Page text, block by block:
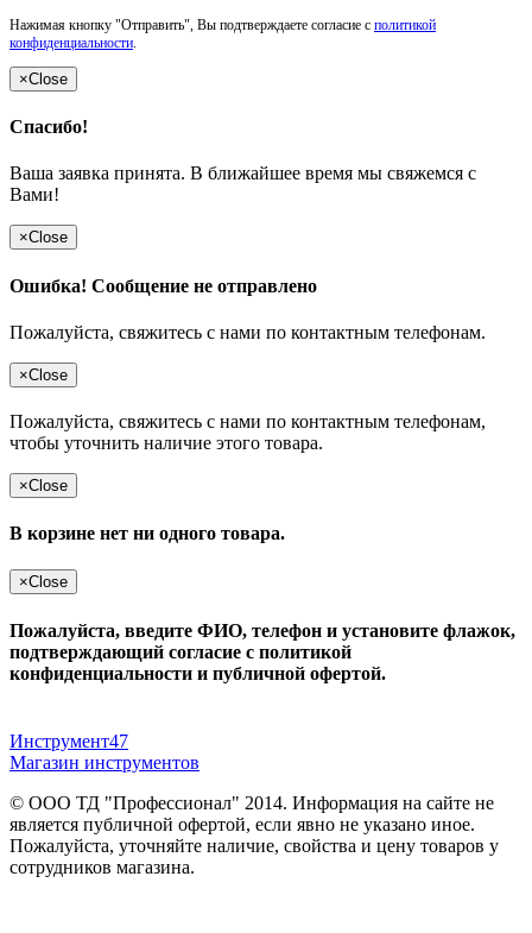
Нажимая кнопку "Отправить", Вы подтверждаете согласие с политикой
конфиденциальности.
×Close
Спасибо!
Ваша заявка принята. В ближайшее время мы свяжемся с
Вами!
×Close
Ошибка! Сообщение не отправлено
Пожалуйста, свяжитесь с нами по контактным телефонам.
×Close
Пожалуйста, свяжитесь с нами по контактным телефонам,
чтобы уточнить наличие этого товара.
×Close
В корзине нет ни одного товара.
×Close
Пожалуйста, введите ФИО, телефон и установите флажок,
подтверждающий согласие с политикой
конфиденциальности и публичной офертой.
Инструмент47
Магазин инструментов
© ООО ТД "Профессионал" 2014. Информация на сайте не
является публичной офертой, если явно не указано иное.
Пожалуйста, уточняйте наличие, свойства и цену товаров у
сотрудников магазина.